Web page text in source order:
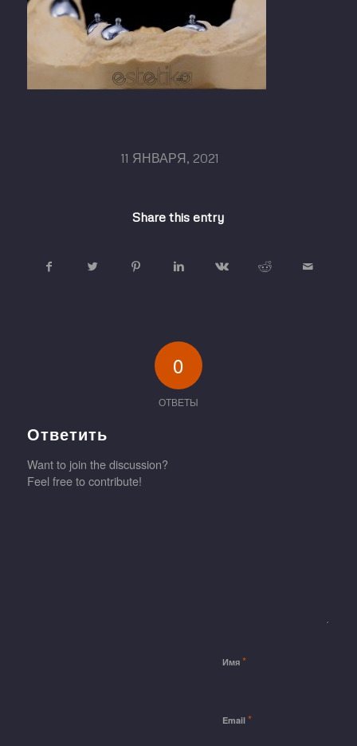
11 ЯНВАРЯ, 2021
/
Share this entry
0
ОТВЕТЫ
Ответить
Want to join the discussion?
Feel free to contribute!
Имя *
Email *